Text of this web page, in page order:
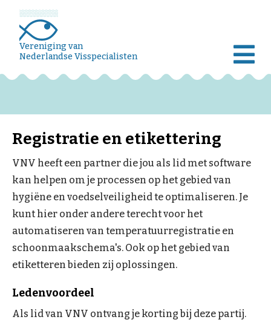
Vereniging van
Nederlandse Visspecialisten
Registratie en etikettering
VNV heeft een partner die jou als lid met software
kan helpen om je processen op het gebied van
hygiëne en voedselveiligheid te optimaliseren. Je
kunt hier onder andere terecht voor het
automatiseren van temperatuurregistratie en
schoonmaakschema's. Ook op het gebied van
etiketteren bieden zij oplossingen.
Ledenvoordeel
Als lid van VNV ontvang je korting bij deze partij.